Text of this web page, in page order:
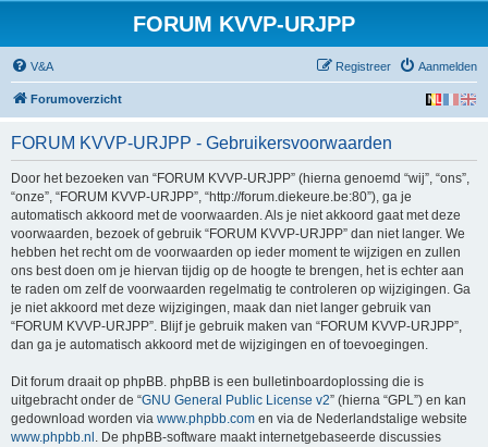
FORUM KVVP-URJPP
V&A Aanmelden
Registreer
Forumoverzicht
FORUM KVVP-URJPP - Gebruikersvoorwaarden
Door het bezoeken van “FORUM KVVP-URJPP” (hierna genoemd “wij”, “ons”,
“onze”, “FORUM KVVP-URJPP”, “http://forum.diekeure.be:80”), ga je
automatisch akkoord met de voorwaarden. Als je niet akkoord gaat met deze
voorwaarden, bezoek of gebruik “FORUM KVVP-URJPP” dan niet langer. We
hebben het recht om de voorwaarden op ieder moment te wijzigen en zullen
ons best doen om je hiervan tijdig op de hoogte te brengen, het is echter aan
te raden om zelf de voorwaarden regelmatig te controleren op wijzigingen. Ga
je niet akkoord met deze wijzigingen, maak dan niet langer gebruik van
“FORUM KVVP-URJPP”. Blijf je gebruik maken van “FORUM KVVP-URJPP”,
dan ga je automatisch akkoord met de wijzigingen en of toevoegingen.
Dit forum draait op phpBB. phpBB is een bulletinboardoplossing die is
uitgebracht onder de “GNU General Public License v2” (hierna “GPL”) en kan
gedownload worden via www.phpbb.com en via de Nederlandstalige website
www.phpbb.nl . De phpBB-software maakt internetgebaseerde discussies